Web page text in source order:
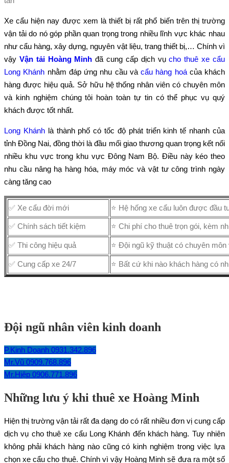
Xe cẩu hiện nay được xem là thiết bị rất phổ biến trên thị trường
vận tải do nó góp phần quan trọng trong nhiều lĩnh vực khác nhau
như cẩu hàng, xây dựng, nguyên vật liệu, trang thiết bị,… Chính vì
vậy Vận tải Hoàng Minh đã cung cấp dịch vụcho thuê xe cẩu
Long Khánh nhằm đáp ứng nhu cầu và cẩu hàng hoácủa khách
hàng được hiệu quả. Sở hữu hệ thống nhân viên có chuyên môn
và kinh nghiệm chúng tôi hoàn toàn tự tin có thể phục vụ quý
khách được tốt nhất.
Long Khánhlà thành phố có tốc độ phát triển kinh tế nhanh của
tỉnh Đồng Nai, đồng thời là đầu mối giao thương quan trọng kết nối
nhiều khu vực trong khu vực Đông Nam Bộ. Điều này kéo theo
nhu cầu nâng hạ hàng hóa, máy móc và vật tư công trình ngày
càng tăng cao
✅ Xe cẩu đời mới ⭐ Hệ hống xe cẩu luôn được đầu
✅ Chính sách tiết kiệm ⭐ Chi phí cho thuê trọn gói, kèm
✅ Thi công hiệu quả ⭐ Đội ngũ kỹ thuật có chuyên
✅ Cung cấp xe 24/7 ⭐ Bất cứ khi nào khách hàng có
Đội ngũ nhân viên kinh doanh
P.Kinh Doanh 0931.342.896
Mr.Vũ 0909.768.896
Mr.Hiệp 0906.771.896
Những lưu ý khi thuê xe Hoàng Minh
Hiện thị trường vận tải rất đa dạng do có rất nhiều đơn vị cung cấp
dịch vụ cho thuê xe cẩu Long Khánh đến khách hàng. Tuy nhiên
không phải khách hàng nào cũng có kinh nghiệm trong việc lựa
chọn xe cẩu cho thuê. Chính vì vậy Hoàng Minh sẽ đưa ra một số